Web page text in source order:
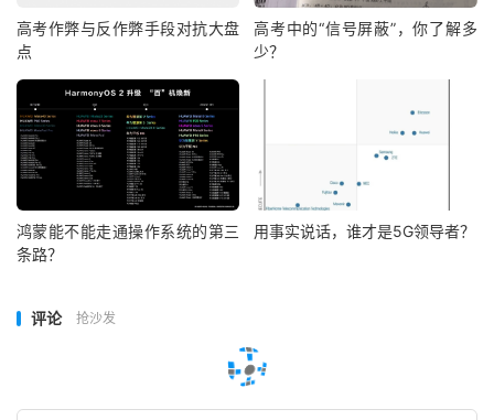
高考作弊与反作弊手段对抗大盘
点
高考中的“信号屏蔽”，你了解多
少？
鸿蒙能不能走通操作系统的第三
条路？
用事实说话，谁才是5G领导者？
评论 抢沙发